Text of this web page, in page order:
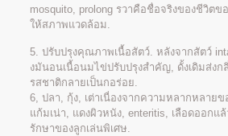
mosquito, prolong รวาคือชื่อจริงของชีวิตข
ให้สภาพแวดล้อม.
5. ปรับปรุงคุณภาพเนื้อสัตว์. หลังจากสัตว์
งมันอนเนื้อนมไข่ปรับปรุงสำคัญ, ดั้งเดิมส่งก
รสชาติกลายเป็นกอร่อย.
6, ปลา, กุ้ง, เต่าเนื่องจากความหลากหลาย
แก้มเน่า, แดงผิวหนัง, enteritis, เลือดออกแ
รักษาของลูกเล่นพิเศษ.